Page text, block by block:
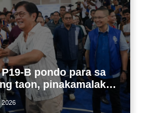
B pondo para sa
taon, pinakamalaki
2026